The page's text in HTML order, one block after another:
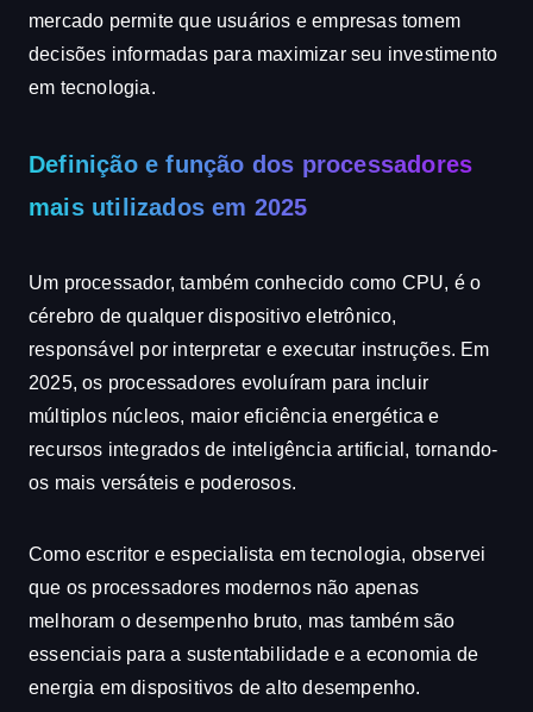
mercado permite que usuários e empresas tomem
decisões informadas para maximizar seu investimento
em tecnologia.
Definição e função dos processadores
mais utilizados em 2025
Um processador, também conhecido como CPU, é o
cérebro de qualquer dispositivo eletrônico,
responsável por interpretar e executar instruções. Em
2025, os processadores evoluíram para incluir
múltiplos núcleos, maior eficiência energética e
recursos integrados de inteligência artificial, tornando-
os mais versáteis e poderosos.
Como escritor e especialista em tecnologia, observei
que os processadores modernos não apenas
melhoram o desempenho bruto, mas também são
essenciais para a sustentabilidade e a economia de
energia em dispositivos de alto desempenho.